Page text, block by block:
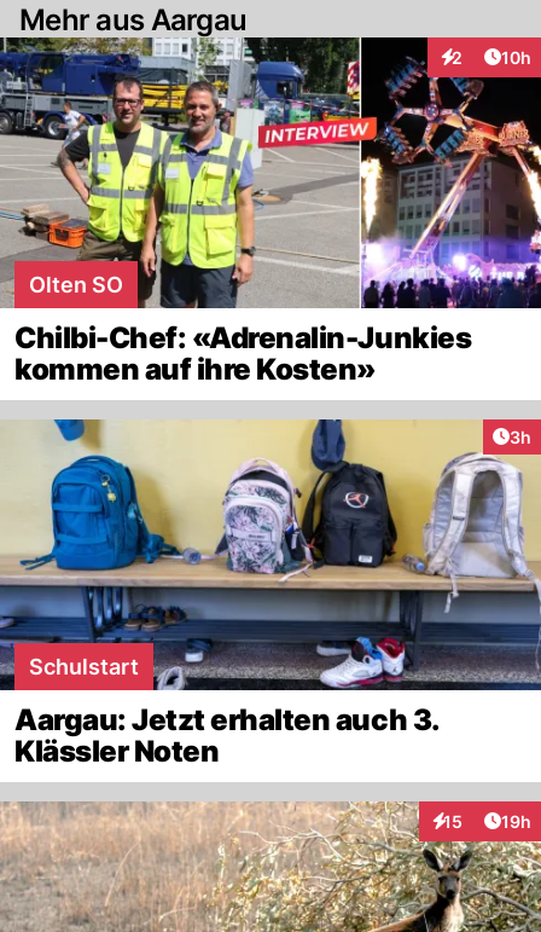
Mehr aus Aargau
2
Interaktionen
10h
Olten SO
Chilbi-Chef: «Adrenalin-Junkies
kommen auf ihre Kosten»
3h
Schulstart
Aargau: Jetzt erhalten auch 3.
Klässler Noten
15
Interaktionen
19h